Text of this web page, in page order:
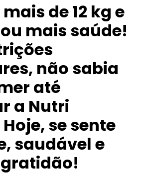
de 12 kg e
mais saúde!
não sabia
até
a Nutri
se sente
saudável e